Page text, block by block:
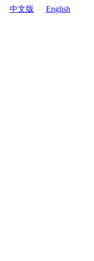
中文版
English